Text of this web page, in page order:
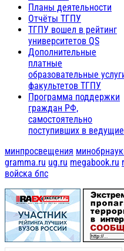
Планы деятельности
Отчёты ТГПУ
ТГПУ вошел в рейтинг
университетов QS
Дополнительные
платные
образовательные
факультетов ТГПУ
Программа поддержки
граждан РФ,
самостоятельно
поступивших в ведущие
минпросвещения
gramma.ru ug.ru megabook.ru
войска бпс